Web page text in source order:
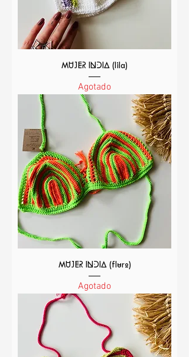
MUJER INDIA (lila)
Agotado
MUJER INDIA (fluro)
Agotado